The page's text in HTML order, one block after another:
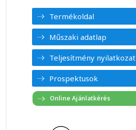
Termékoldal
Műszaki adatlap
Teljesítmény nyilatkozat
Prospektusok